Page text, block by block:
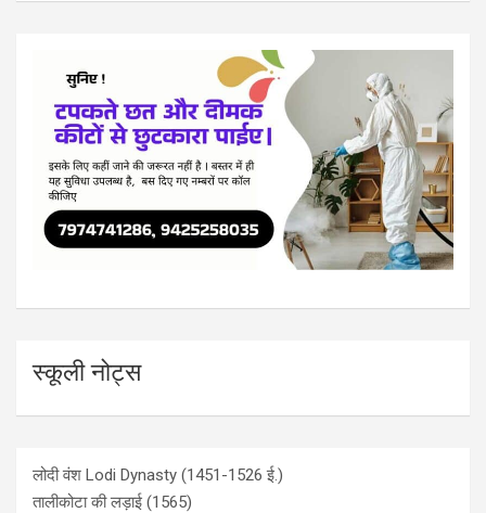
स्कूली नोट्स
लोदी वंश Lodi Dynasty (1451-1526 ई.)
तालीकोटा की लड़ाई (1565)